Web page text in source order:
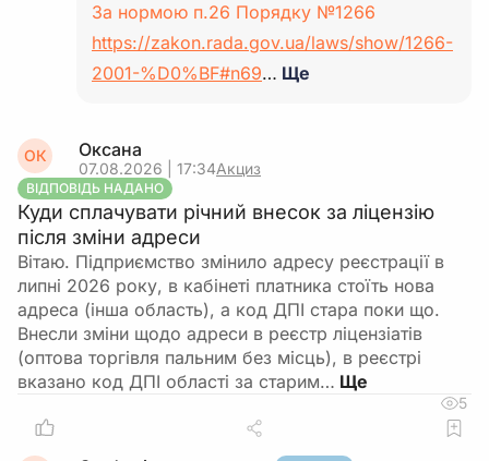
За нормою п.26 Порядку №1266
https://zakon.rada.gov.ua/laws/show/1266-
2001-%D0%BF#n69… Ще
ОК Оксана
07.08.2026 | 17:34Акциз
ВІДПОВІДЬ НАДАНО
Куди сплачувати річний внесок за ліцензію
після зміни адреси
Вітаю. Підприємство змінило адресу реєстрації в
липні 2026 року, в кабінеті платника стоїть нова
адреса (інша область), а код ДПІ стара поки що.
Внесли зміни щодо адреси в реєстр ліцензіатів
(оптова торгівля пальним без місць), в реєстрі
вказано код ДПІ області за старим…
5